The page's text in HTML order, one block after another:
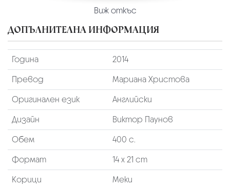
Виж откъс
ДОПЪЛНИТЕЛНА ИНФОРМАЦИЯ
Година
2014
Превод
Мариана Христова
Оригинален език
Английски
Дизайн
Виктор Паунов
Обем
400 с.
Формат
14 х 21 cm
Корици
Меки